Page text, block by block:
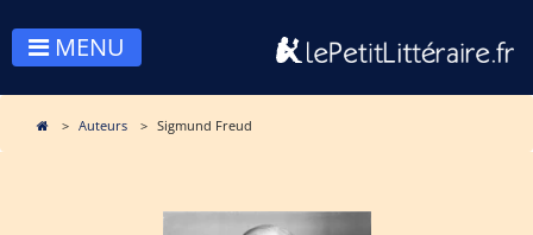
MENU
Auteurs Sigmund Freud